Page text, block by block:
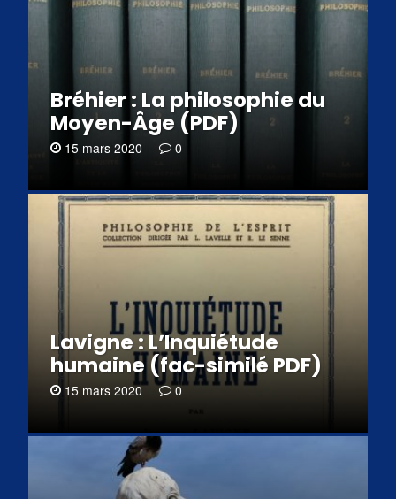
Bréhier : La philosophie du
Moyen-Âge (PDF)
15 mars 2020 0
Lavigne : L’Inquiétude
humaine (fac-similé PDF)
15 mars 2020 0